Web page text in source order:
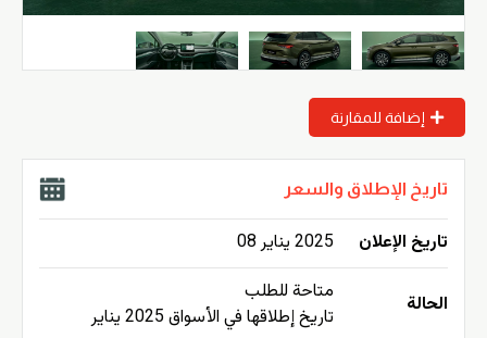
إضافة للمقارنة
تاريخ الإطلاق والسعر
تاريخ الإعلان 2025 يناير 08
الحالة
متاحة للطلب
تاريخ إطلاقها في الأسواق 2025 يناير